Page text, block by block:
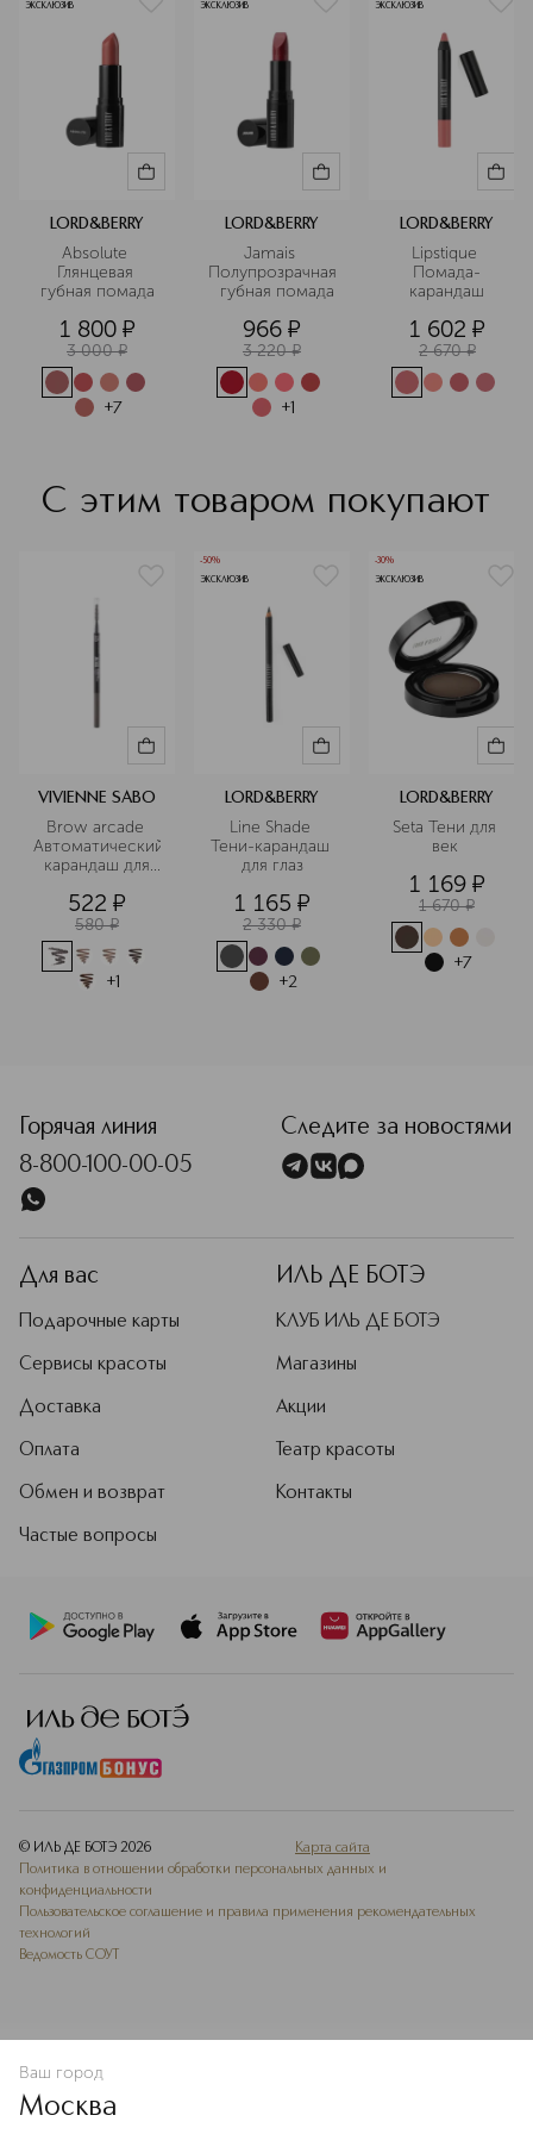
Подробнее
ЭКСКЛЮЗИВ
LORD&BERRY
Absolute
Глянцевая
губная помада
1 800 ¤
3 000 ¤
+7
ЭКСКЛЮЗИВ
LORD&BERRY
Jamais
Полупрозрачная
  губная помада
966 ¤
3 220 ¤
+1
ЭКСКЛЮЗИВ
LORD&BERRY
Lipstique
Помада-
карандаш
1 602 ¤
2 670 ¤
С этим товаром покупают
VIVIENNE SABO
Brow arcade
Автоматический
карандаш для
522 ¤
580 ¤
+1
-50%
ЭКСКЛЮЗИВ
LORD&BERRY
Line Shade
Тени-карандаш
для глаз
1 165 ¤
2 330 ¤
+2
-30%
ЭКСКЛЮЗИВ
LORD&BERRY
Seta Тени для
1 169 ¤
1 670 ¤
+7
В КОРЗИНУ
Горячая линия
8-800-100-00-05
Следите за новостями
Для вас
Подарочные карты
Сервисы красоты
Доставка
Оплата
Обмен и возврат
Частые вопросы
ИЛЬ ДЕ БОТЭ
КЛУБ ИЛЬ ДЕ БОТЭ
Магазины
Акции
Театр красоты
Контакты
© ИЛЬ ДЕ БОТЭ 2026
Карта сайта
Политика в отношении обработки персональных данных и
конфиденциальности
Пользовательское соглашение и правила применения рекомендательных
технологий
Ведомость СОУТ
Ваш город
Москва